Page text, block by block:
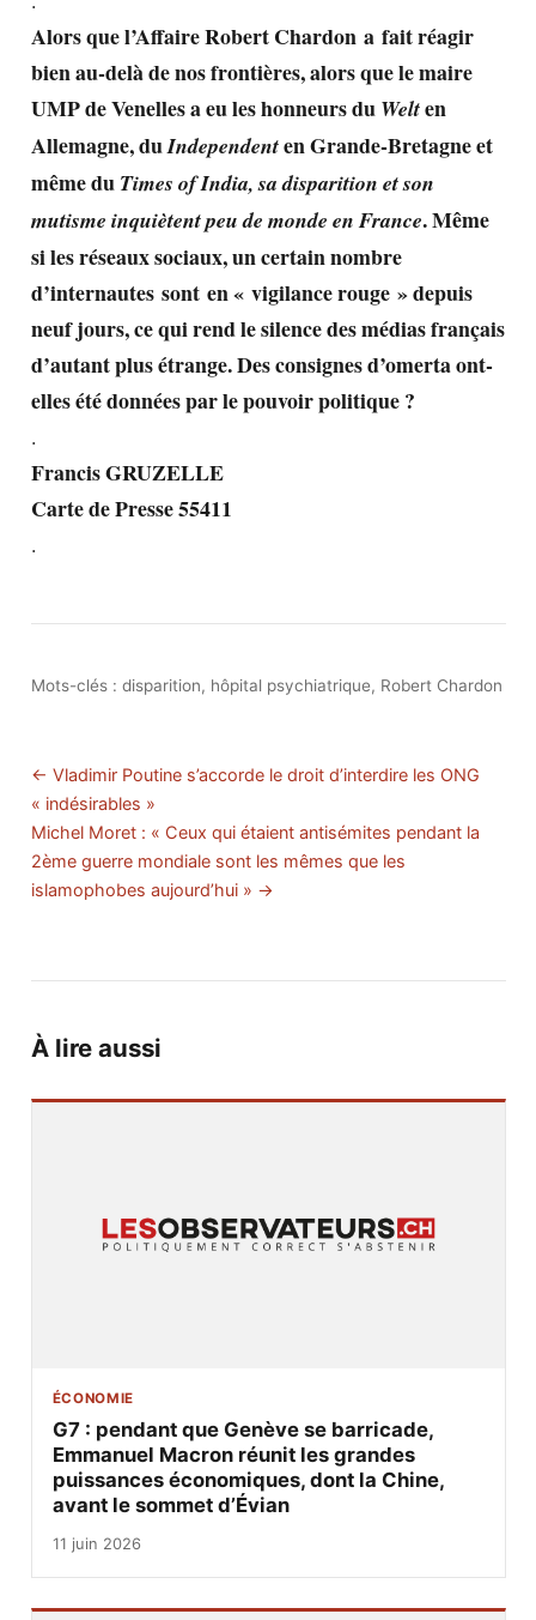
Alors que l’Affaire Robert Chardon a fait réagir
bien au-delà de nos frontières, alors que le maire
UMP de Venelles a eu les honneurs du Welten
Allemagne, duIndependenten Grande-Bretagne et
même du Times of India, sa disparition et son
mutisme inquiètent peu de monde en France. Même
si les réseaux sociaux, un certain nombre
d’internautes sont en « vigilance rouge » depuis
neuf jours, ce qui rend le silence des médias français
d’autant plus étrange. Des consignes d’omerta ont-
elles été données par le pouvoir politique ?
.
Francis GRUZELLE
Carte de Presse 55411
.
Mots-clés : disparition, hôpital psychiatrique, Robert Chardon
← Vladimir Poutine s’accorde le droit d’interdire les ONG
« indésirables »
Michel Moret : « Ceux qui étaient antisémites pendant la
2ème guerre mondiale sont les mêmes que les
islamophobes aujourd’hui » →
À lire aussi
ÉCONOMIE
G7 : pendant que Genève se barricade,
Emmanuel Macron réunit les grandes
puissances économiques, dont la Chine,
avant le sommet d’Évian
11 juin 2026